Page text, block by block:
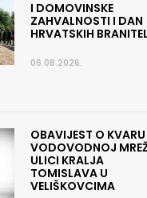
I DOMOVINSKE
ZAHVALNOSTI I DAN
HRVATSKIH
06.08.2026.
OBAVIJEST O
VODOVODNOJ
ULICI KRALJA
TOMISLAVA U
VELIŠKOVCIMA